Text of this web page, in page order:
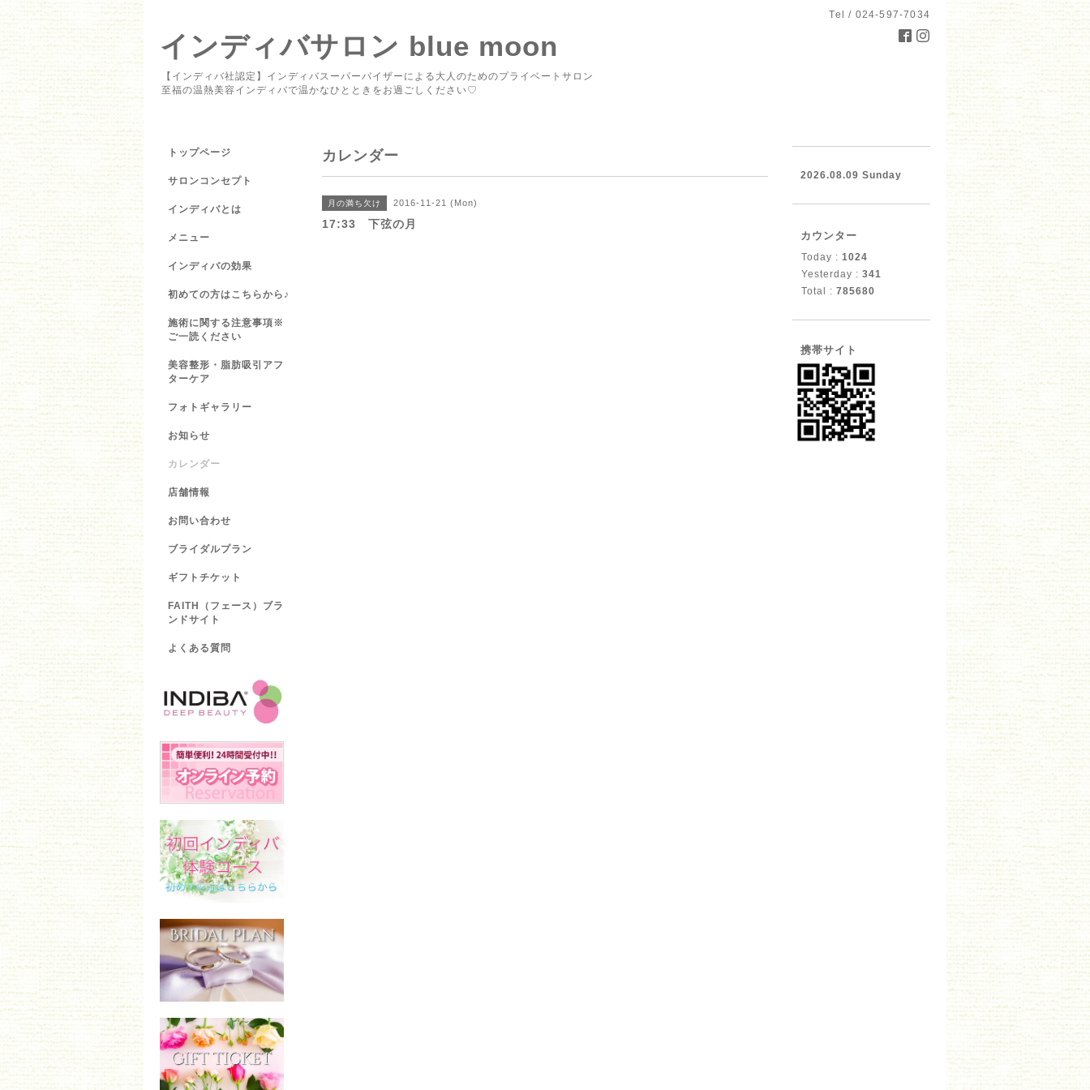
Tel / 024-597-7034
インディバサロン blue moon
【インディバ社認定】インディバスーパーバイザーによる大人のためのプライベートサロン
至福の温熱美容インディバで温かなひとときをお過ごしください♡
カレンダー
月の満ち欠け 2016-11-21 (Mon)
17:33 下弦の月
トップページ
サロンコンセプト
インディバとは
メニュー
インディバの効果
初めての方はこちらから♪
施術に関する注意事項※
ご一読ください
美容整形・脂肪吸引アフ
ターケア
フォトギャラリー
お知らせ
カレンダー
店舗情報
お問い合わせ
ブライダルプラン
ギフトチケット
FAITH（フェース）ブラ
ンドサイト
よくある質問
2026.08.09 Sunday
カウンター
Today : 1024
Yesterday : 341
Total : 785680
携帯サイト